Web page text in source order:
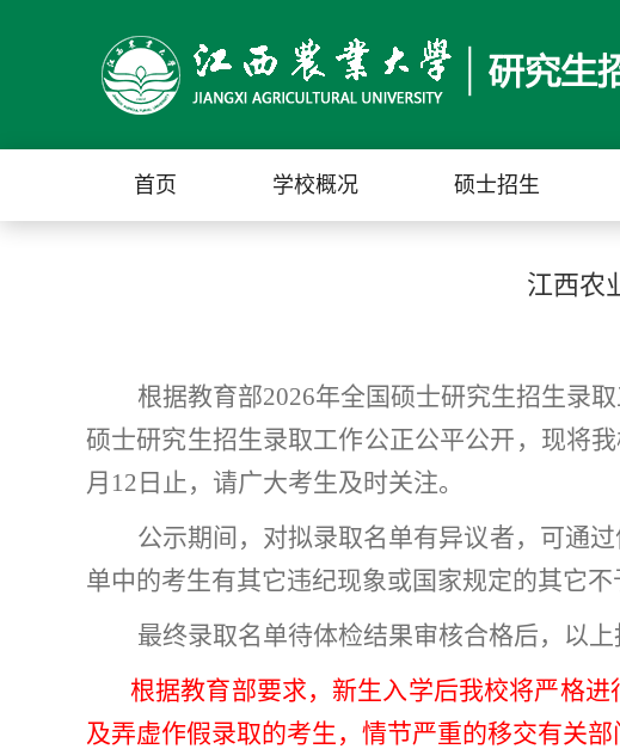
首页 学校概况 硕士招生
江西农
根据教育部2026年全国硕士研究生招生录
硕士研究生招生录取工作公正公平公开，现将
月12日止，请广大考生及时关注。
公示期间，对拟录取名单有异议者，可通
单中的考生有其它违纪现象或国家规定的其它
最终录取名单待体检结果审核合格后，以
根据教育部要求，新生入学后我校将严格进
及弄虚作假录取的考生，情节严重的移交有关部